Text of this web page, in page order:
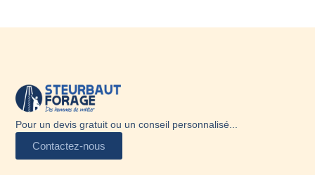
Pour un devis gratuit ou un conseil personnalisé...
Contactez-nous